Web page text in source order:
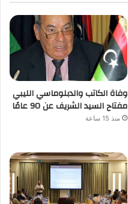
وفاة الكاتب والدبلوماسي الليبي
مفتاح السيد الشريف عن 90 عامًا
منذ 15 ساعة